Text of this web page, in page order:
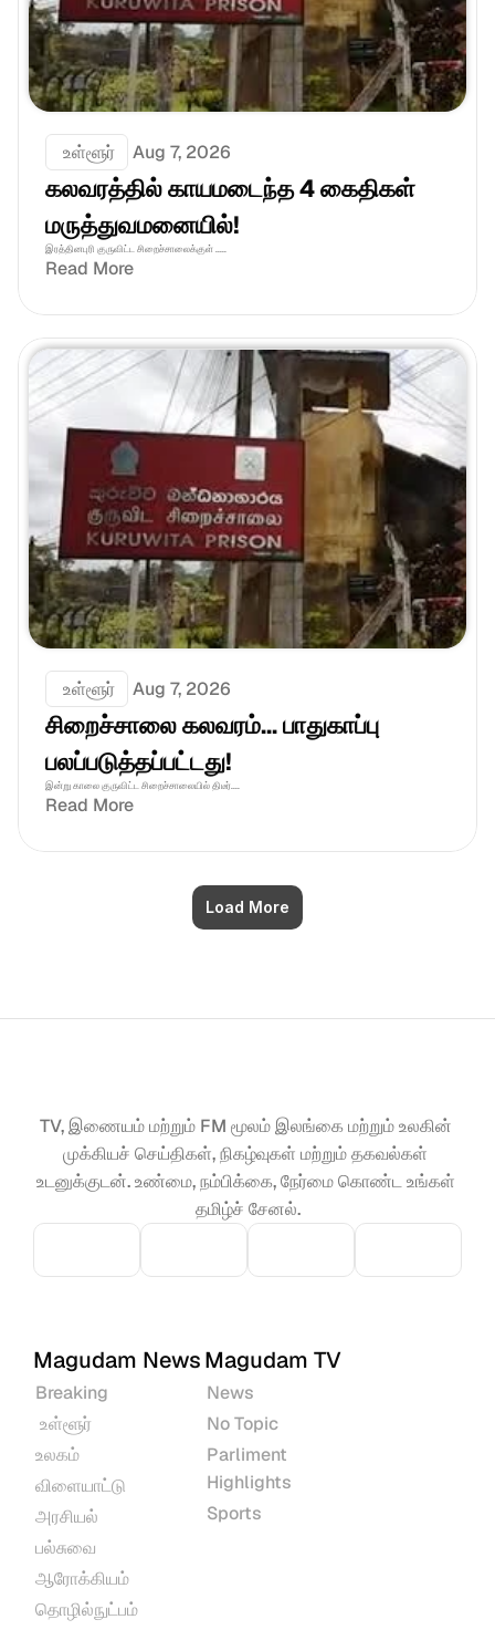
உள்ளூர் Aug 7, 2026
கலவரத்தில் காயமடைந்த 4 கைதிகள்
மருத்துவமனையில்!
இரத்தினபுரி குருவிட்ட சிறைச்சாலைக்குள் .....
Read More
உள்ளூர் Aug 7, 2026
சிறைச்சாலை கலவரம்... பாதுகாப்பு
பலப்படுத்தப்பட்டது!
இன்று காலை குருவிட்ட சிறைச்சாலையில் திடீர்....
Read More
Load More
TV, இணையம் மற்றும் FM மூலம் இலங்கை மற்றும் உலகின்
முக்கியச் செய்திகள், நிகழ்வுகள் மற்றும் தகவல்கள்
உடனுக்குடன். உண்மை, நம்பிக்கை, நேர்மை கொண்ட உங்கள்
தமிழ்ச் சேனல்.
Magudam News
Breaking
உள்ளூர்
உலகம்
விளையாட்டு
அரசியல்
பல்சுவை
ஆரோக்கியம்
தொழில்நுட்பம்
Magudam TV
News
No Topic
Parliment
Highlights
Sports